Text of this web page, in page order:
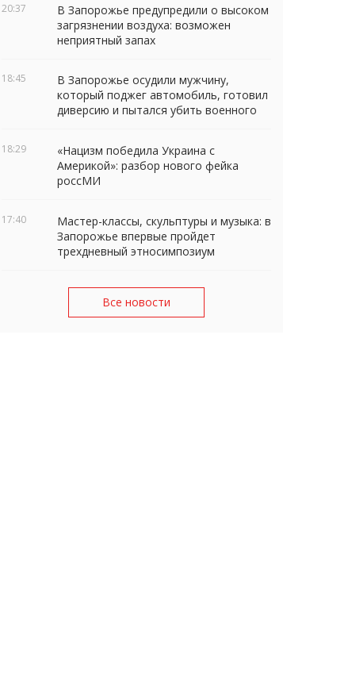
20:37
В Запорожье предупредили о высоком
загрязнении воздуха: возможен
неприятный запах
18:45
В Запорожье осудили мужчину,
который поджег автомобиль, готовил
диверсию и пытался убить военного
18:29
«Нацизм победила Украина с
Америкой»: разбор нового фейка
россМИ
17:40
Мастер-классы, скульптуры и музыка: в
Запорожье впервые пройдет
трехдневный этносимпозиум
Все новости